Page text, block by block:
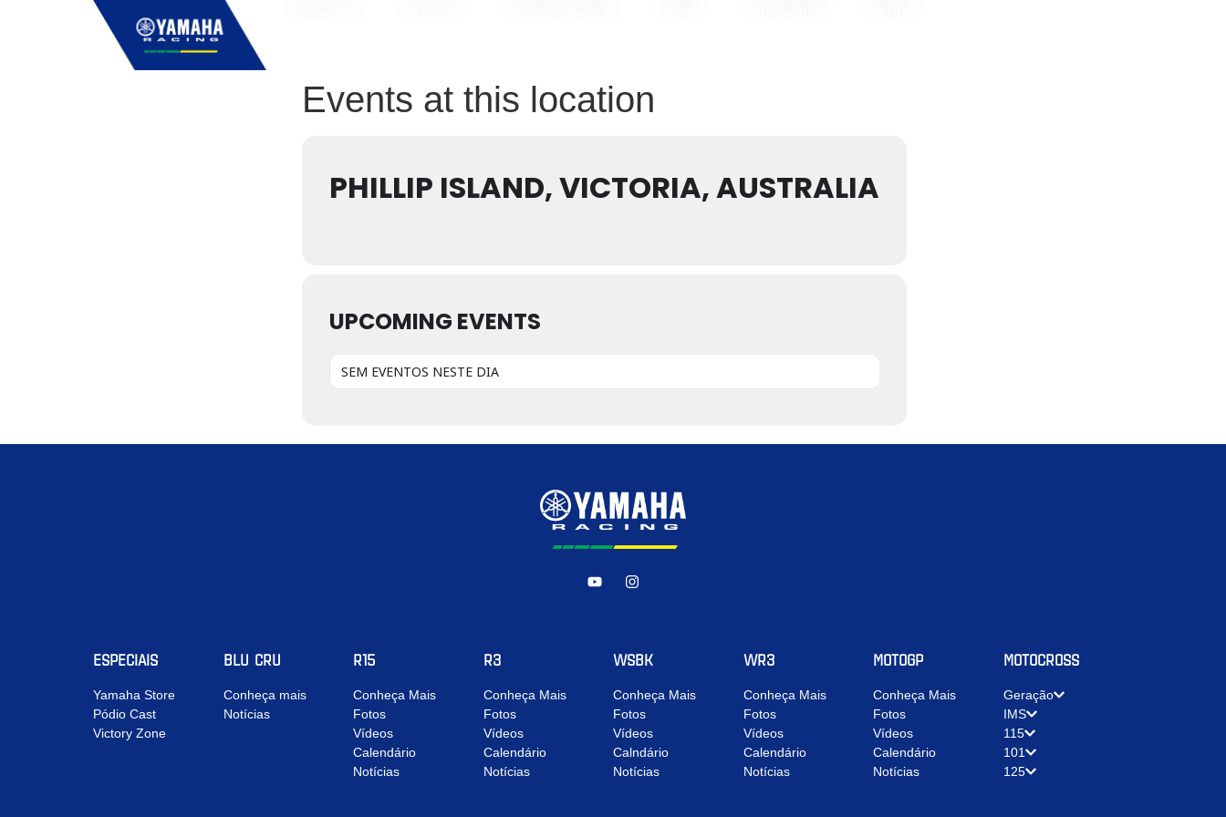
Events at this location
PHILLIP ISLAND, VICTORIA, AUSTRALIA
UPCOMING EVENTS
SEM EVENTOS NESTE DIA
ESPECIAIS
Yamaha Store
Pódio Cast
Victory Zone
BLU CRU
Conheça mais
Notícias
R15
Conheça Mais
Fotos
Vídeos
Calendário
Notícias
R3
Conheça Mais
Fotos
Vídeos
Calendário
Notícias
WSBK
Conheça Mais
Fotos
Vídeos
Calndário
Notícias
WR3
Conheça Mais
Fotos
Vídeos
Calendário
Notícias
MOTOGP
Conheça Mais
Fotos
Vídeos
Calendário
Notícias
MOTOCROSS
Geração
IMS
115
101
125